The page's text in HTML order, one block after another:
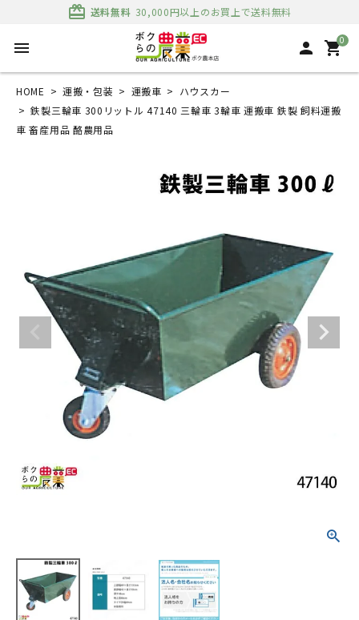
card_giftcard 送料無料 30,000円以上のお買上で送料無料
menu person 0
shopping_cart
HOME 運搬・包装 運搬車
ハウスカー
鉄製三輪車 300リットル 47140 三輪車 3輪車 運搬車 鉄製 飼料運搬
車 畜産用品 酪農用品